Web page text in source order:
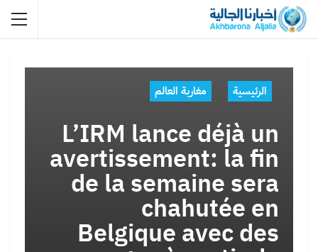
الرئيسية مغاربة العالم
L’IRM lance déjà un
avertissement: la fin
de la semaine sera
chahutée en
Belgique avec des